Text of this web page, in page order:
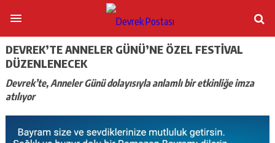
DEVREK’TE ANNELER GÜNÜ’NE ÖZEL FESTIVAL
DÜZENLENECEK
Devrek’te, Anneler Günü dolayısıyla anlamlı bir etkinliğe imza
atılıyor